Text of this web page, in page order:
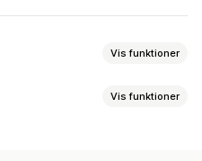
Vis funktioner
Vis funktioner